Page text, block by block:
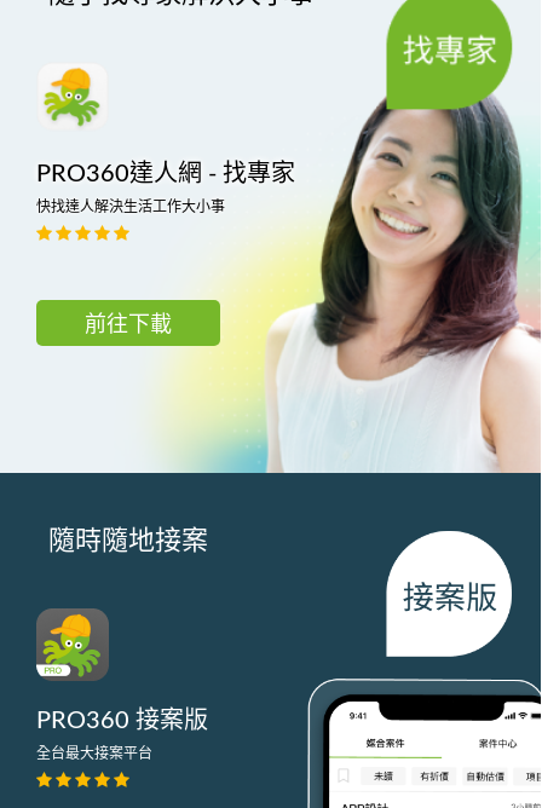
PRO360達人網 - 找專家
快找達人解決生活工作大小事
前往下載
隨時隨地接案
PRO360 接案版
全台最大接案平台